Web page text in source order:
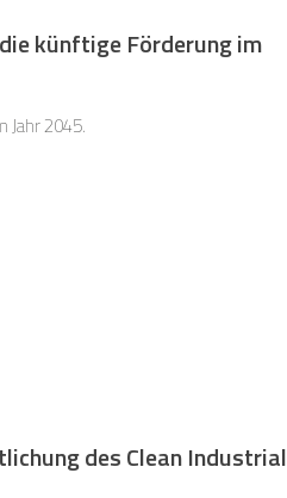
künftige Förderung im
Jahr 2045.
des Clean Industrial